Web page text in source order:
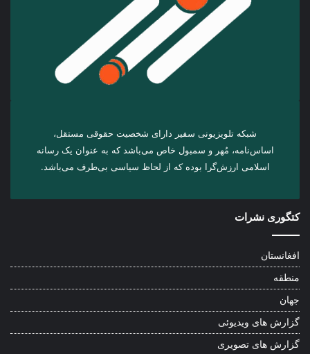
شبکه تلویزیونی سفیر دارای شخصیت حقوقی مستقل،
اساس‌نامه، مُهر و سمبول خاص می‌باشد که به عنوان یک رسانه
اسلامی ارزش‌گرا بوده که از لحاظ سیاسی بی‌طرف می‌باشد.
کتگوری نشرات
افغانستان
منطقه
جهان
گزارش های ویدیوئی
گزارش های تصویری